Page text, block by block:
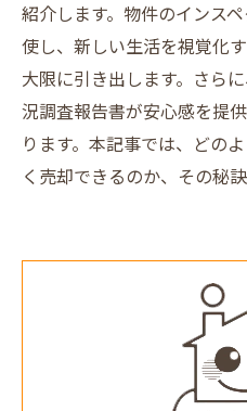
紹介します。物件のインス
使し、新しい生活を視覚化
大限に引き出します。さら
況調査報告書が安心感を提
ります。本記事では、どの
く売却できるのか、その秘訣